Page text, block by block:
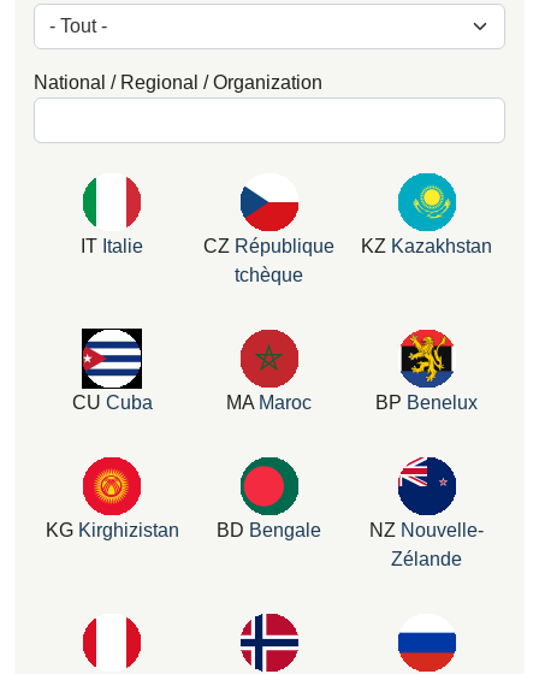
National / Regional / Organization
IT Italie CZ République
tchèque
KZ Kazakhstan
CU Cuba MA Maroc BP Benelux
KG Kirghizistan BD Bengale NZ Nouvelle-
Zélande